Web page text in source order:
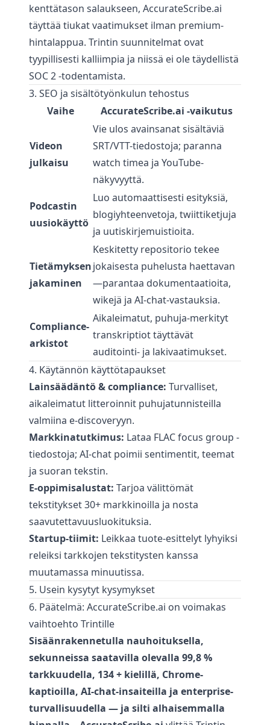
kenttätason salaukseen, AccurateScribe.ai
täyttää tiukat vaatimukset ilman premium-
hintalappua. Trintin suunnitelmat ovat
tyypillisesti kalliimpia ja niissä ei ole täydellistä
SOC 2 -todentamista.
3. SEO ja sisältötyönkulun tehostus
Vaihe
AccurateScribe.ai -vaikutus
Videon
julkaisu
Vie ulos avainsanat sisältäviä
SRT/VTT-tiedostoja; paranna
watch timea ja YouTube-
näkyvyyttä.
Podcastin
uusiokäyttö
Luo automaattisesti esityksiä,
blogiyhteenvetoja, twiittiketjuja
ja uutiskirjemuistioita.
Tietämyksen
jakaminen
Keskitetty repositorio tekee
jokaisesta puhelusta haettavan
—parantaa dokumentaatioita,
wikejä ja AI-chat-vastauksia.
Compliance-
arkistot
Aikaleimatut, puhuja-merkityt
transkriptiot täyttävät
auditointi- ja lakivaatimukset.
4. Käytännön käyttötapaukset
Lainsäädäntö & compliance: Turvalliset,
aikaleimatut litteroinnit puhujatunnisteilla
valmiina e-discoveryyn.
Markkinatutkimus: Lataa FLAC focus group -
tiedostoja; AI-chat poimii sentimentit, teemat
ja suoran tekstin.
E-oppimisalustat: Tarjoa välittömät
tekstitykset 30+ markkinoilla ja nosta
saavutettavuusluokituksia.
Startup-tiimit: Leikkaa tuote-esittelyt lyhyiksi
releiksi tarkkojen tekstitysten kanssa
muutamassa minuutissa.
5. Usein kysytyt kysymykset
6. Päätelmä: AccurateScribe.ai on voimakas
vaihtoehto Trintille
Sisäänrakennetulla nauhoituksella,
sekunneissa saatavilla olevalla 99,8 %
tarkkuudella, 134 + kielillä, Chrome-
kaptioilla, AI-chat-insaiteilla ja enterprise-
turvallisuudella — ja silti alhaisemmalla